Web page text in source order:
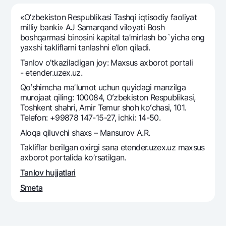
Hamma uchun USD uchun
Talab qilib olinguncha USD
Oltin omonat
NBU’dan oltin quymalar
Kumush omonat
UzCard/HUMO
Visa
Visa FIFA
Mastercard
Ish haqi
Garmin pay
Eskrou hisobvarag‘i
Tariflar
Aksiyalar
Milliy mobil ilovasi
Ko'p beriladigan savollar
Sayt bo‘yicha qidiring
Qidirish
Foydali havolalar
«O’zbekiston Respublikasi Tashqi iqtisodiy faoliyat
milliy banki» AJ Samarqand viloyati Bosh
boshqarmasi binosini kapital ta’mirlash bo`yicha eng
yaxshi takliflarni tanlashni e’lon qiladi.
Tanlov o’tkaziladigan joy: Maxsus axborot portali
- etender.uzex.uz.
Qoʻshimcha maʼlumot uchun quyidagi manzilga
murojaat qiling: 100084, Oʻzbekiston Respublikasi,
Toshkent shahri, Amir Temur shoh koʻchasi, 101.
Telefon: +99878 147-15-27, ichki: 14-50.
Aloqa qiluvchi shaxs – Mansurov A.R.
Takliflar berilgan oxirgi sana etender.uzex.uz maxsus
axborot portalida ko’rsatilgan.
Tanlov hujjatlari
Smeta